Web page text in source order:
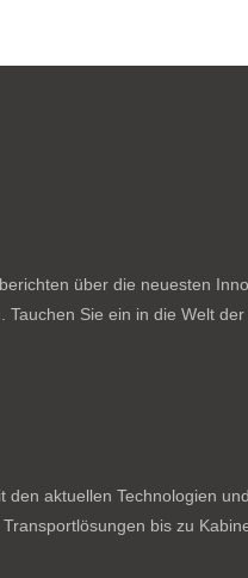
über die neuesten
Sie ein in die Welt
aktuellen Technologien
bis zu